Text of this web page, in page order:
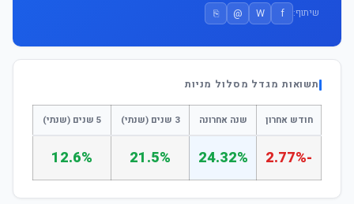
שיתוף: f
W
@
⎘
תשואות מגדל מסלול מניות
חודש אחרון שנה אחרונה 3 שנים (שנתי) 5 שנים (שנתי)
-2.77%
24.32%
21.5%
12.6%